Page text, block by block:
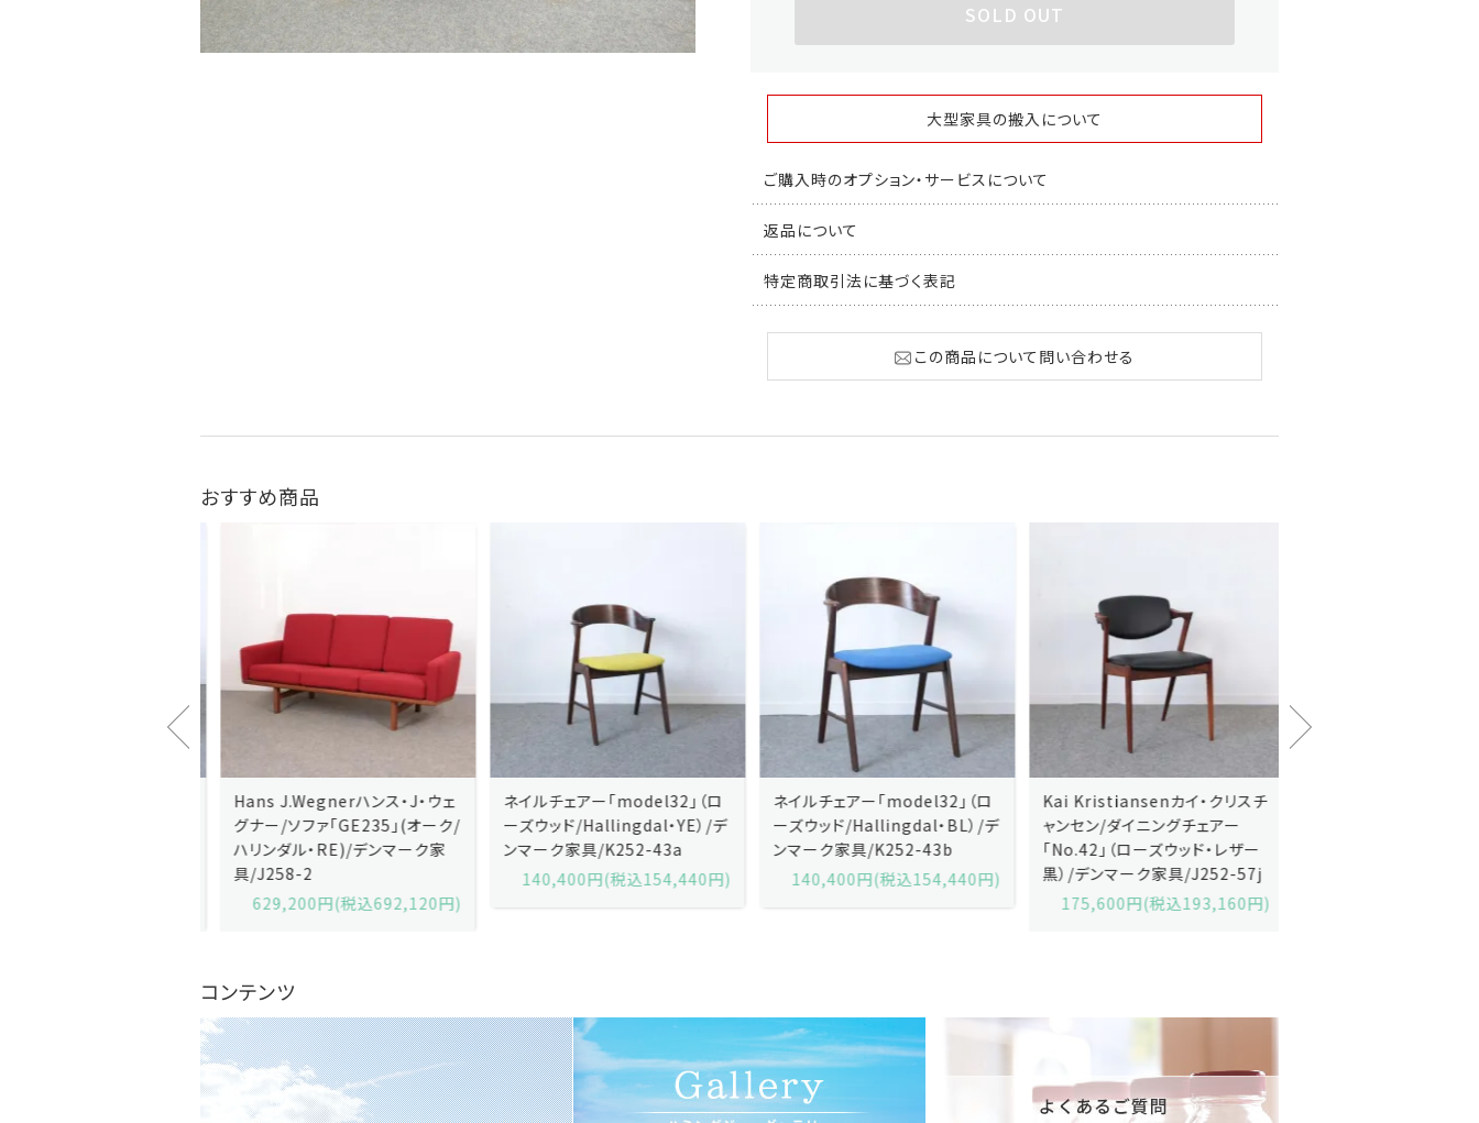
SOLD OUT
大型家具の搬入について
ご購入時のオプション・サービスについて
返品について
特定商取引法に基づく表記
この商品について問い合わせる
おすすめ商品
Hans J.Wegnerハンス・J・ウェ
グナー/ソファ「GE235」(オーク/
ハリンダル・RE)/デンマーク家
具/J258-2
629,200円(税込692,120円)
ネイルチェアー「model32」（ロ
ーズウッド/Hallingdal・YE）/デ
ンマーク家具/K252-43a
140,400円(税込154,440円)
ネイルチェアー「model32」（ロ
ーズウッド/Hallingdal・BL）/デ
ンマーク家具/K252-43b
140,400円(税込154,440円)
Kai Kristiansenカイ・クリスチ
ャンセン/ダイニングチェアー
「No.42」（ローズウッド・レザー
黒）/デンマーク家具/J252-57j
175,600円(税込193,160円)
コンテンツ